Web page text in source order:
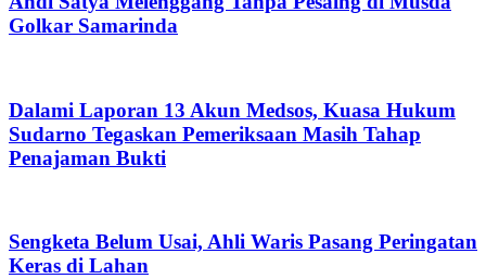
Golkar Samarinda
Dalami Laporan 13 Akun Medsos, Kuasa Hukum
Sudarno Tegaskan Pemeriksaan Masih Tahap
Penajaman Bukti
Sengketa Belum Usai, Ahli Waris Pasang Peringatan
Keras di Lahan